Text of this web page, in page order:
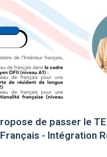
de passer le
- Intégration